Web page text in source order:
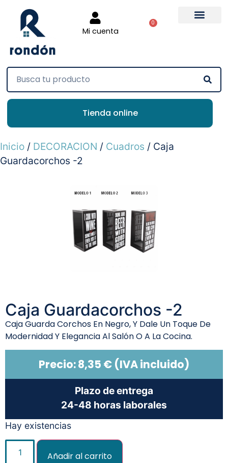
Mi cuenta
0
Tienda online
Inicio / DECORACION / Cuadros / Caja
Guardacorchos -2
Caja Guardacorchos -2
Caja Guarda Corchos En Negro, Y Dale Un Toque De
Modernidad Y Elegancia Al Salón O A La Cocina.
Precio:8,35 € (IVA incluido)
Plazo de entrega
24-48 horas laborales
Hay existencias
Añadir al carrito